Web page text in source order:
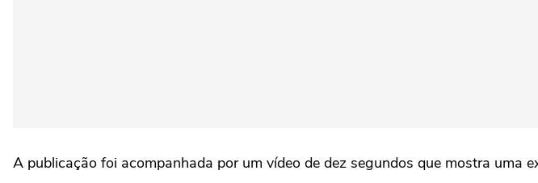
A publicação foi acompanhada por um vídeo de dez segundos que mostra uma